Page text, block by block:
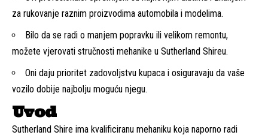
za rukovanje raznim proizvodima automobila i modelima.
Bilo da se radi o manjem popravku ili velikom remontu,
možete vjerovati stručnosti mehanike u Sutherland Shireu.
Oni daju prioritet zadovoljstvu kupaca i osiguravaju da vaše
vozilo dobije najbolju moguću njegu.
Uvod
Sutherland Shire ima kvalificiranu mehaniku koja naporno radi